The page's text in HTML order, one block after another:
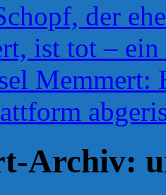
der
ist tot –
Memmert:
Archiv: